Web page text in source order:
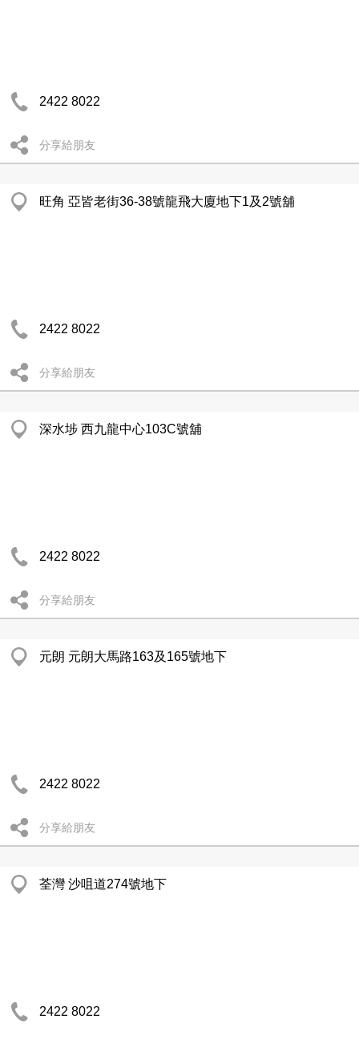
2422 8022
分享給朋友
旺角 亞皆老街36-38號龍飛大廈地下1及2號舖
2422 8022
分享給朋友
深水埗 西九龍中心103C號舖
2422 8022
分享給朋友
元朗 元朗大馬路163及165號地下
2422 8022
分享給朋友
荃灣 沙咀道274號地下
2422 8022